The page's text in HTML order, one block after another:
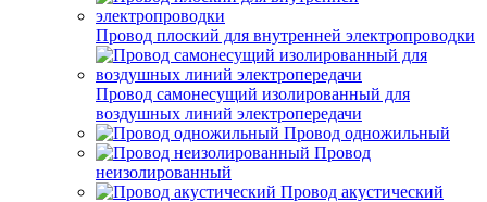
Провод плоский для внутренней электропроводки
Провод самонесущий изолированный для
воздушных линий электропередачи
Провод одножильный
Провод
неизолированный
Провод акустический